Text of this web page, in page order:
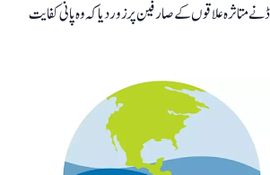
نے متاثرہ علاقوں کے صارفین پر زور دیا کہ وہ پانی کفایت